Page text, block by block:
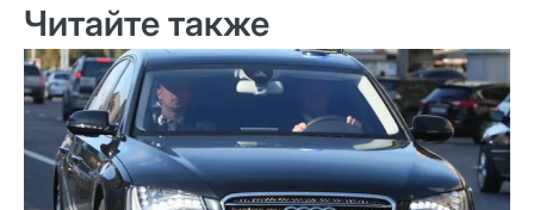
Читайте также